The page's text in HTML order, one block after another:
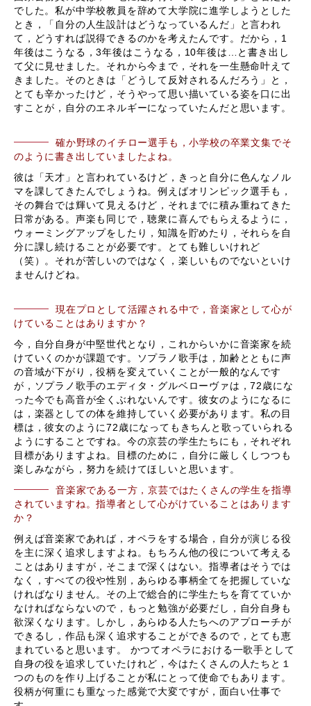
でした。私が中学校教員を辞めて大学院に進学しようとした
とき，「自分の人生設計はどうなっているんだ」と言われ
て，どうすれば説得できるのかを考えたんです。だから，1
年後はこうなる，3年後はこうなる，10年後は…と書き出し
て父に見せました。それから今まで，それを一生懸命叶えて
きました。そのときは「どうして反対されるんだろう」と，
とても辛かったけど，そうやって思い描いている姿を口に出
すことが，自分のエネルギーになっていたんだと思います。
確か野球のイチロー選手も，小学校の卒業文集でそ
のように書き出していましたよね。
彼は「天才」と言われているけど，きっと自分に色んなノル
マを課してきたんでしょうね。例えばオリンピック選手も，
その舞台では輝いて見えるけど，それまでに積み重ねてきた
日常がある。声楽も同じで，聴衆に喜んでもらえるように，
ウォーミングアップをしたり，知識を貯めたり，それらを自
分に課し続けることが必要です。とても難しいけれど
（笑）。それが苦しいのではなく，楽しいものでないといけ
ませんけどね。
現在プロとして活躍される中で，音楽家として心が
けていることはありますか？
今，自分自身が中堅世代となり，これからいかに音楽家を続
けていくのかが課題です。ソプラノ歌手は，加齢とともに声
の音域が下がり，役柄を変えていくことが一般的なんです
が，ソプラノ歌手のエディタ・グルベローヴァは，72歳にな
った今でも高音が全くぶれないんです。彼女のようになるに
は，楽器としての体を維持していく必要があります。私の目
標は，彼女のように72歳になってもきちんと歌っていられる
ようにすることですね。今の京芸の学生たちにも，それぞれ
目標がありますよね。目標のために，自分に厳しくしつつも
楽しみながら，努力を続けてほしいと思います。
音楽家である一方，京芸ではたくさんの学生を指導
されていますね。指導者として心がけていることはあります
か？
例えば音楽家であれば，オペラをする場合，自分が演じる役
を主に深く追求しますよね。もちろん他の役について考える
ことはありますが，そこまで深くはない。指導者はそうでは
なく，すべての役や性別，あらゆる事柄全てを把握していな
ければなりません。その上で総合的に学生たちを育てていか
なければならないので，もっと勉強が必要だし，自分自身も
欲深くなります。しかし，あらゆる人たちへのアプローチが
できるし，作品も深く追求することができるので，とても恵
まれていると思います。 かつてオペラにおける一歌手として
自身の役を追求していたけれど，今はたくさんの人たちと１
つのものを作り上げることが私にとって使命でもあります。
役柄が何重にも重なった感覚で大変ですが，面白い仕事で